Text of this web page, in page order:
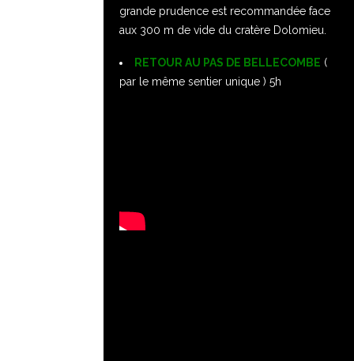
grande prudence est recommandée face
aux 300 m de vide du cratère Dolomieu.
RETOUR AU PAS DE BELLECOMBE (
par le même sentier unique ) 5h